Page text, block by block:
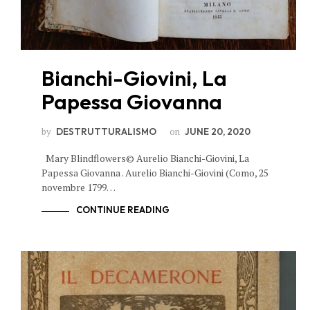
Bianchi-Giovini, La
Papessa Giovanna
by DESTRUTTURALISMO on JUNE 20, 2020
Mary Blindflowers© Aurelio Bianchi-Giovini, La
Papessa Giovanna . Aurelio Bianchi-Giovini (Como, 25
novembre 1799…
CONTINUE READING